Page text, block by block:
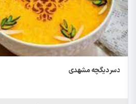
دسر دیگچه مشهدی